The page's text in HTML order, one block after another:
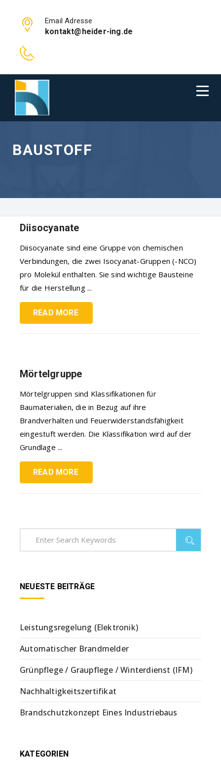
Email Adresse
kontakt@heider-ing.de
BAUSTOFF
Diisocyanate
Diisocyanate sind eine Gruppe von chemischen
Verbindungen, die zwei Isocyanat-Gruppen (-NCO)
pro Molekül enthalten. Sie sind wichtige Bausteine
für die Herstellung ...
READ MORE
Mörtelgruppe
Mörtelgruppen sind Klassifikationen für
Baumaterialien, die in Bezug auf ihre
Brandverhalten und Feuerwiderstandsfähigkeit
eingestuft werden. Die Klassifikation wird auf der
Grundlage ...
READ MORE
NEUESTE BEITRÄGE
Leistungsregelung (Elektronik)
Automatischer Brandmelder
Grünpflege / Graupflege / Winterdienst (IFM)
Nachhaltigkeitszertifikat
Brandschutzkonzept Eines Industriebaus
KATEGORIEN